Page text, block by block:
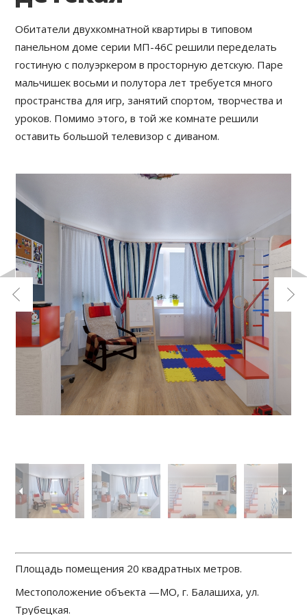
Обитатели двухкомнатной квартиры в типовом
панельном доме серии МП-46С решили переделать
гостиную с полуэркером в просторную детскую. Паре
мальчишек восьми и полутора лет требуется много
пространства для игр, занятий спортом, творчества и
уроков. Помимо этого, в той же комнате решили
оставить большой телевизор с диваном.
Площадь помещения 20 квадратных метров.
Местоположение объекта —МО, г. Балашиха, ул.
Трубецкая.